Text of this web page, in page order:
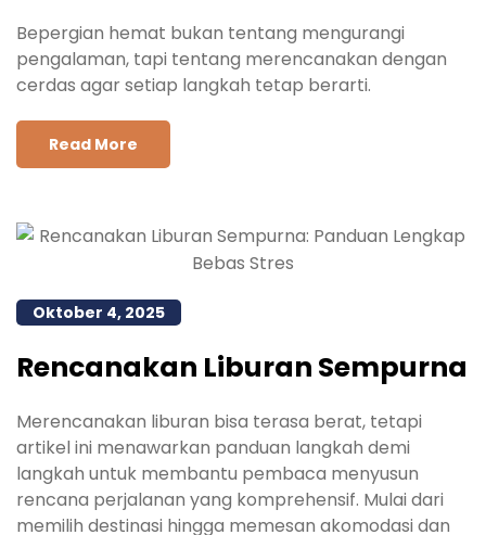
Bepergian hemat bukan tentang mengurangi
pengalaman, tapi tentang merencanakan dengan
cerdas agar setiap langkah tetap berarti.
Read More
Oktober 4, 2025
Rencanakan Liburan Sempurna
Merencanakan liburan bisa terasa berat, tetapi
artikel ini menawarkan panduan langkah demi
langkah untuk membantu pembaca menyusun
rencana perjalanan yang komprehensif. Mulai dari
memilih destinasi hingga memesan akomodasi dan